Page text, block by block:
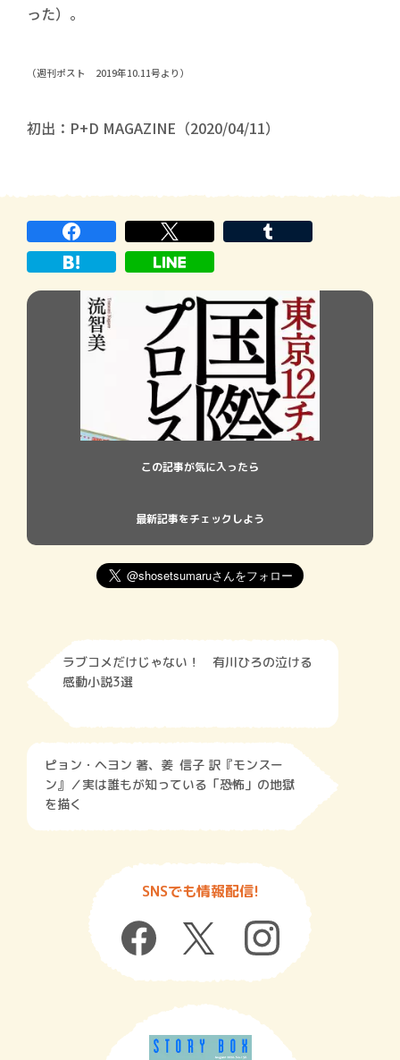
った）。
（週刊ポスト 2019年10.11号より）
初出：P+D MAGAZINE（2020/04/11）
この記事が気に入ったら
最新記事をチェックしよう
ラブコメだけじゃない！ 有川ひろの泣ける
感動小説3選
ピョン・ヘヨン 著、姜 信子 訳『モンスー
ン』／実は誰もが知っている「恐怖」の地獄
を描く
SNSでも情報配信!